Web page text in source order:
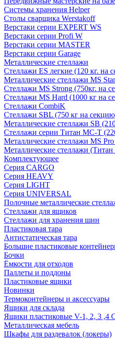
Системы хранения Helper
Столы сварщика Werstakoff
Верстаки серии EXPERT WS
Верстаки серии Profi W
Верстаки серии MASTER
Верстаки серии Garage
Металлические стеллажи
Стеллажи ES легкие (120 кг. на
Металлические стеллажи MS
Стеллажи MS Strong (750кг. на
Стеллажи MS Hard (1000 кг на
Стеллажи CombiK
Стеллажи SBL (750 кг на
Металлические стеллажи SB
Стеллажи серии Титан МС-Т
Металлические стеллажи MS
Металлические стеллажи
Комплектующее
Серия CARGO
Серия HEAVY
Серия LIGHT
Серия UNIVERSAL
Полочные металлические
Стеллажи для ящиков
Стеллажи для хранения шин
Пластиковая тара
Антистатическая тара
Большие пластиковые
Бочки
Ёмкости для отходов
Паллеты и поддоны
Пластиковые ящики
Новинки
Термоконтейнеры и аксессуары
Ящики для склада
Ящики пластиковые V-1, 2, 3 ,4
Металлическая мебель
Шкафы для раздевалок (локеры)